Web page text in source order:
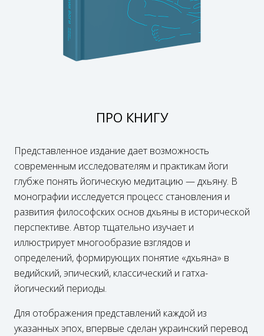
ПРО КНИГУ
Представленное издание дает возможность
современным исследователям и практикам йоги
глубже понять йогическую медитацию — дхьяну. В
монографии исследуется процесс становления и
развития философских основ дхьяны в исторической
перспективе. Автор тщательно изучает и
иллюстрирует многообразие взглядов и
определений, формирующих понятие «дхьяна» в
ведийский, эпический, классический и гатха-
йогический периоды.
Для отображения представлений каждой из
указанных эпох, впервые сделан украинский перевод